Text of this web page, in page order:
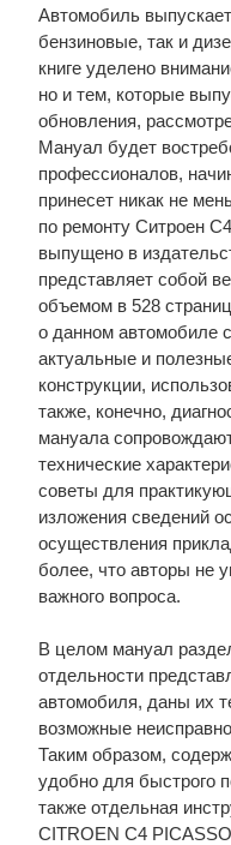
Автомобиль
бензиновые, так и
книге уделено
но и тем, которые
обновления,
Мануал будет
профессионалов,
принесет никак не
по ремонту Ситроен
выпущено в
представляет собой
объемом в 528
о данном автомобиле
актуальные и
конструкции,
также, конечно,
мануала
технические
советы для
изложения сведений
осуществления
более, что авторы не
важного вопроса.
В целом мануал
отдельности
автомобиля, даны их
возможные
Таким образом,
удобно для быстрого
также отдельная
CITROEN C4